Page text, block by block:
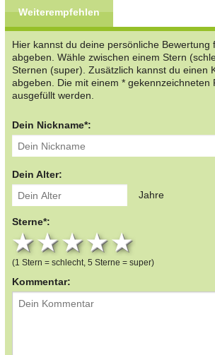
Weiterempfehlen
Hier kannst du deine persönliche Bewertung
abgeben. Wähle zwischen einem Stern
Sternen (super). Zusätzlich kannst du einen
abgeben. Die mit einem * gekennzeichneten
ausgefüllt werden.
Dein Nickname*:
Dein Alter:
Jahre
Sterne*:
4 stars
3 stars
2 stars
1 star
(1 Stern = schlecht, 5 Sterne = super)
Kommentar: